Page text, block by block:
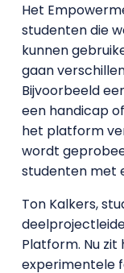
Het
studenten die
kunnen
gaan
Bijvoorbeeld
een handicap
het platform
wordt
studenten met
Ton Kalkers,
Platform. Nu
experimentele